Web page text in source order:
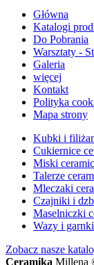
Główna
Katalogi
Do Pobrania
Warsztaty -
Galeria
więcej
Kontakt
Polityka
Mapa strony
Kubki i
Cukiernice
Miski
Talerze
Mleczaki
Czajniki i
Maselniczki
Wazy i
Zobacz nasze
Ceramika Millena